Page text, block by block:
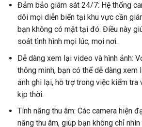
Đảm bảo giám sát 24/7: Hệ thống
dõi mọi diễn biến tại khu vực cần
bạn không có mặt tại đó. Điều này
soát tình hình mọi lúc, mọi nơi.
Dễ dàng xem lại video và hình ảnh:
thông minh, bạn có thể dễ dàng xem
ảnh ghi lại, hỗ trợ trong việc kiểm
kịp thời.
Tính năng thu âm: Các camera hiện
năng thu âm, giúp bạn không chỉ